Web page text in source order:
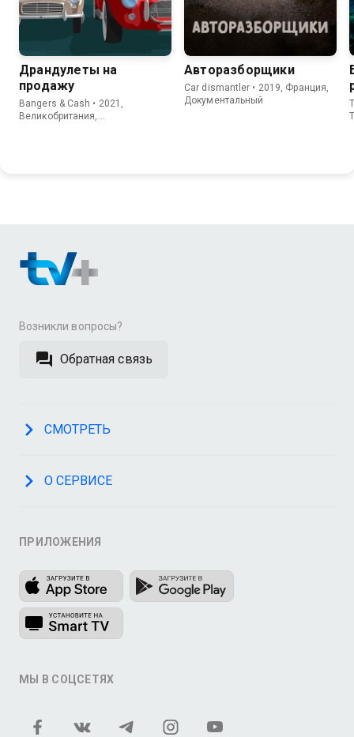
Драндулеты на
продажу
Bangers & Cash • 2021,
Великобритания,
Авторазборщики
Car dismantler • 2019, Франция,
Документальный
Возникли вопросы?
Обратная связь
СМОТРЕТЬ
О СЕРВИСЕ
ПРИЛОЖЕНИЯ
МЫ В СОЦСЕТЯХ